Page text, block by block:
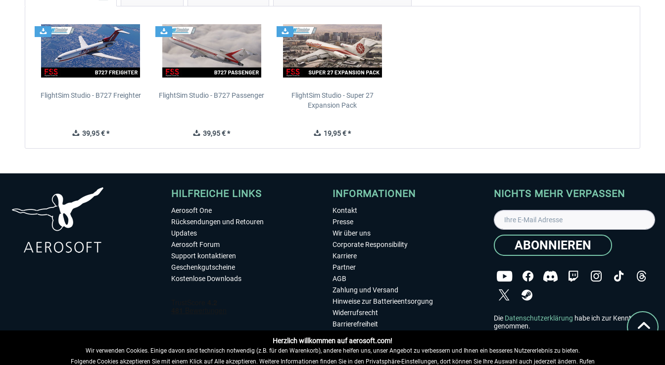
FlightSim Studio - B727 Freighter
39,95 € *
FlightSim Studio - B727 Passenger
39,95 € *
FlightSim Studio - Super 27
Expansion Pack
19,95 € *
HILFREICHE LINKS
Aerosoft One
Rücksendungen und Retouren
Updates
Aerosoft Forum
Support kontaktieren
Geschenkgutscheine
Kostenlose Downloads
INFORMATIONEN
Kontakt
Presse
Wir über uns
Corporate Responsibility
Karriere
Partner
AGB
Zahlung und Versand
Hinweise zur Batterieentsorgung
Widerrufsrecht
Barrierefreiheit
Impressum
NICHTS MEHR VERPASSEN
ABONNIEREN
Die Datenschutzerklärung habe ich zur Kenntnis
genommen.
Herzlich willkommen auf aerosoft.com!
Wir verwenden Cookies. Einige davon sind technisch notwendig (z.B. für den Warenkorb), andere helfen uns, unser Angebot zu verbessern und Ihnen ein besseres Nutzererlebnis zu bieten.
Folgende Cookies akzeptieren Sie mit einem Klick auf Alle akzeptieren. Weitere Informationen finden Sie in den Privatsphäre-Einstellungen, dort können Sie Ihre Auswahl auch jederzeit ändern. Rufen